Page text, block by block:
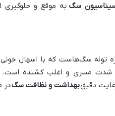
سگ به موقع و
توله سگ‌هاست که با اسهال خونی
شدت مسری و اغلب کشنده است.
دقیقبهداشت و نظافت سگدر